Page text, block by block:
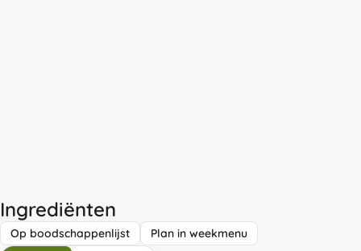
Ingrediënten
Op boodschappenlijst Plan in weekmenu